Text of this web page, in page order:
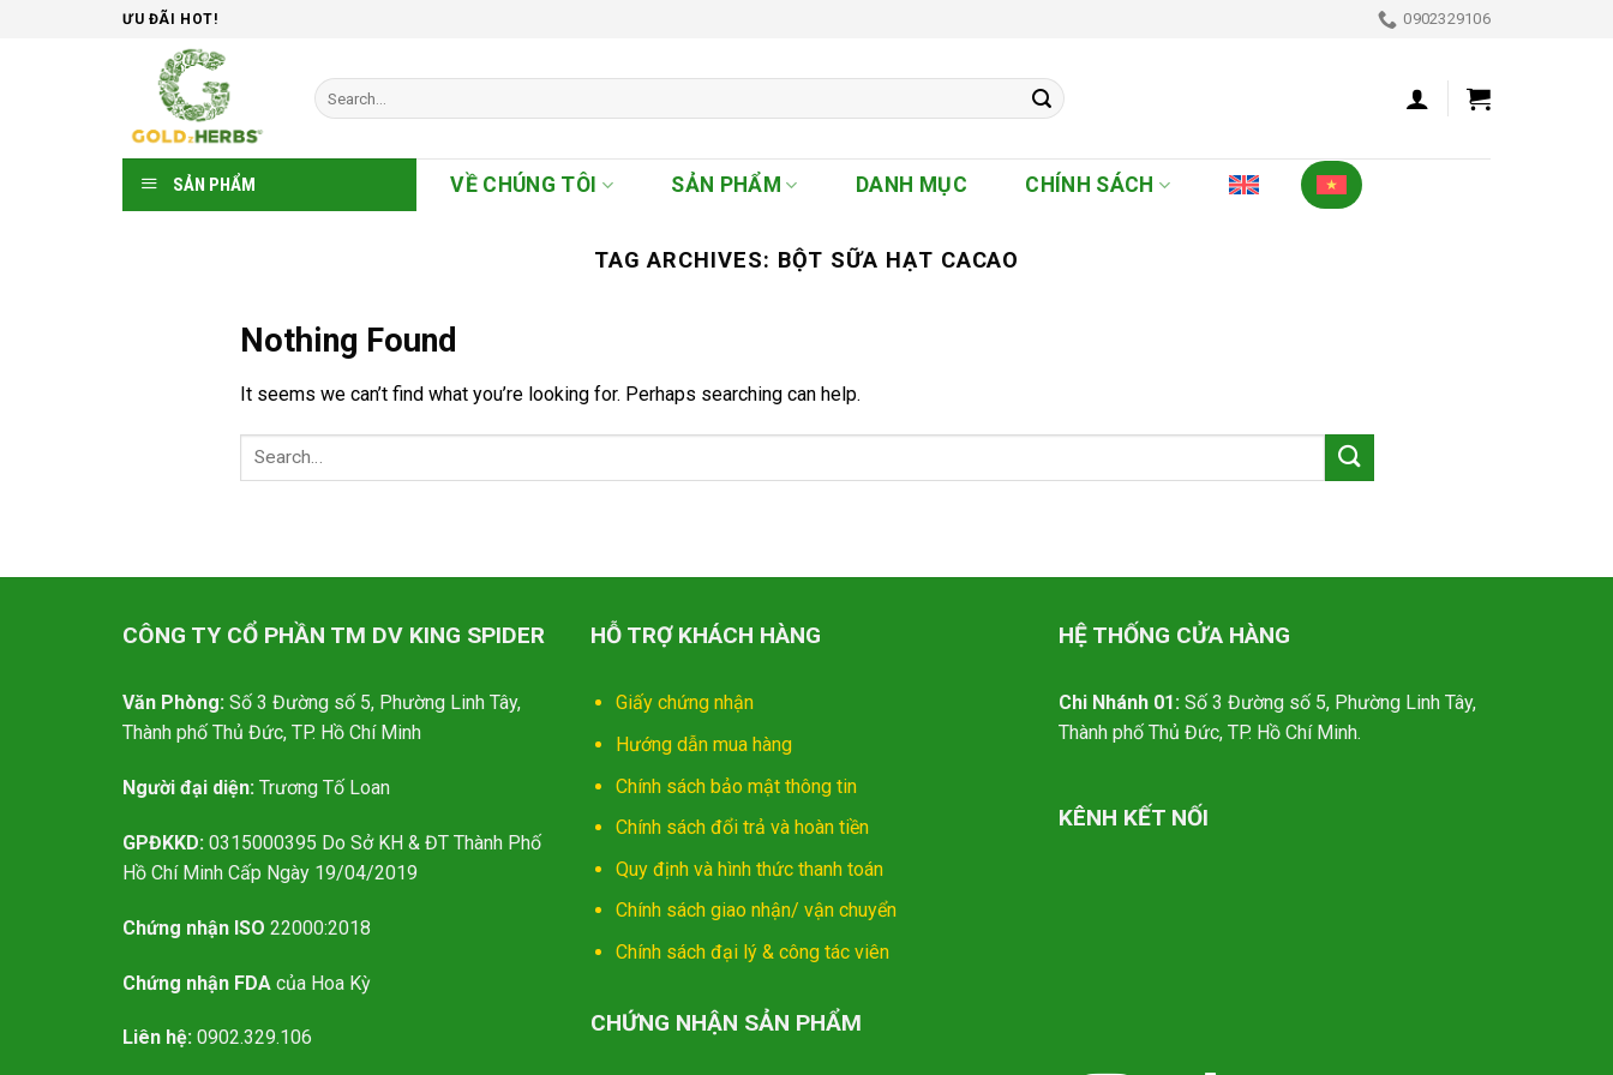
ƯU ĐÃI HOT! 0902329106
Search
for:
SẢN PHẨM VỀ CHÚNG TÔI SẢN PHẨM DANH MỤC CHÍNH SÁCH
TAG ARCHIVES: BỘT SỮA HẠT CACAO
Nothing Found
It seems we can’t find what you’re looking for. Perhaps searching can help.
CÔNG TY CỔ PHẦN TM DV KING SPIDER
Văn Phòng: Số 3 Đường số 5, Phường Linh Tây,
Thành phố Thủ Đức, TP. Hồ Chí Minh
Người đại diện: Trương Tố Loan
GPĐKKD: 0315000395 Do Sở KH & ĐT Thành Phố
Hồ Chí Minh Cấp Ngày 19/04/2019
Chứng nhận ISO 22000:2018
Chứng nhận FDA của Hoa Kỳ
Liên hệ: 0902.329.106
HỖ TRỢ KHÁCH HÀNG
Giấy chứng nhận
Hướng dẫn mua hàng
Chính sách bảo mật thông tin
Chính sách đổi trả và hoàn tiền
Quy định và hình thức thanh toán
Chính sách giao nhận/ vận chuyển
Chính sách đại lý & công tác viên
CHỨNG NHẬN SẢN PHẨM
HỆ THỐNG CỬA HÀNG
Chi Nhánh 01: Số 3 Đường số 5, Phường Linh Tây,
Thành phố Thủ Đức, TP. Hồ Chí Minh.
KÊNH KẾT NỐI